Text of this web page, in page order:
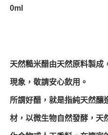
0ml
天然糙米醋由天然原料製成
現象，敬請安心飲用。
所謂好醋，就是指純天然釀
材，以微生物自然發酵，天